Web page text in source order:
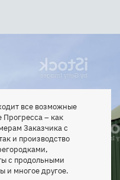
все возможные
Прогресса – как
Заказчика с
и производство
с продольными
и многое другое.